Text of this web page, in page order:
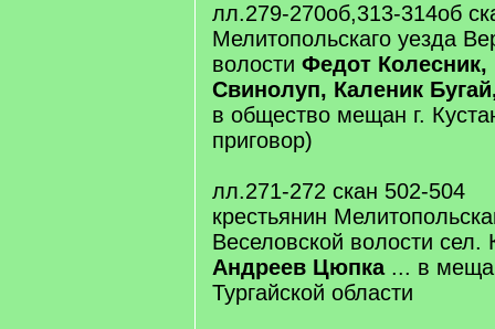
лл.279-270об,313-314об
Мелитопольскаго уезда
волости Федот
Свинолуп, Каленик
в общество мещан г.
приговор)
лл.271-272 скан 502-504
крестьянин
Веселовской волости сел.
Андреев Цюпка... в
Тургайской области